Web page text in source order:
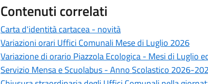
Contenuti correlati
Carta d'identità cartacea - novità
Variazioni orari Uffici Comunali Mese di Luglio 2026
Variazione di orario Piazzola Ecologica - Mesi di Luglio
Servizio Mensa e Scuolabus - Anno Scolastico 2026-